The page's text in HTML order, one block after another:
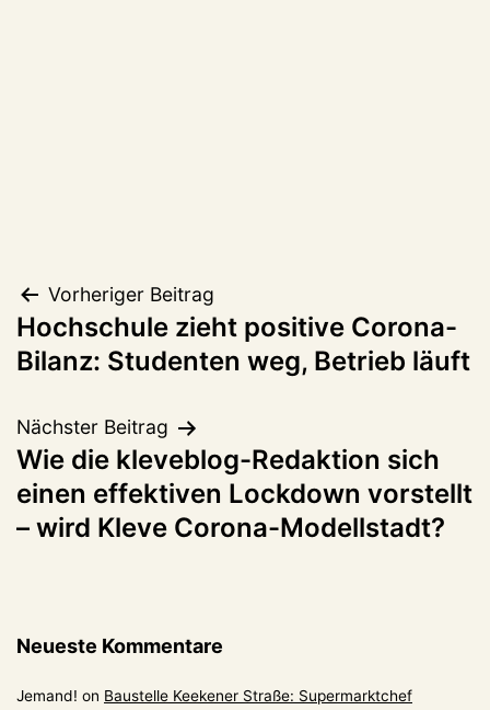
Beitragsnavigation
Vorheriger Beitrag
Hochschule zieht positive Corona-
Bilanz: Studenten weg, Betrieb läuft
Nächster Beitrag
Wie die kleveblog-Redaktion sich
einen effektiven Lockdown vorstellt
– wird Kleve Corona-Modellstadt?
Neueste Kommentare
Jemand! on Baustelle Keekener Straße: Supermarktchef